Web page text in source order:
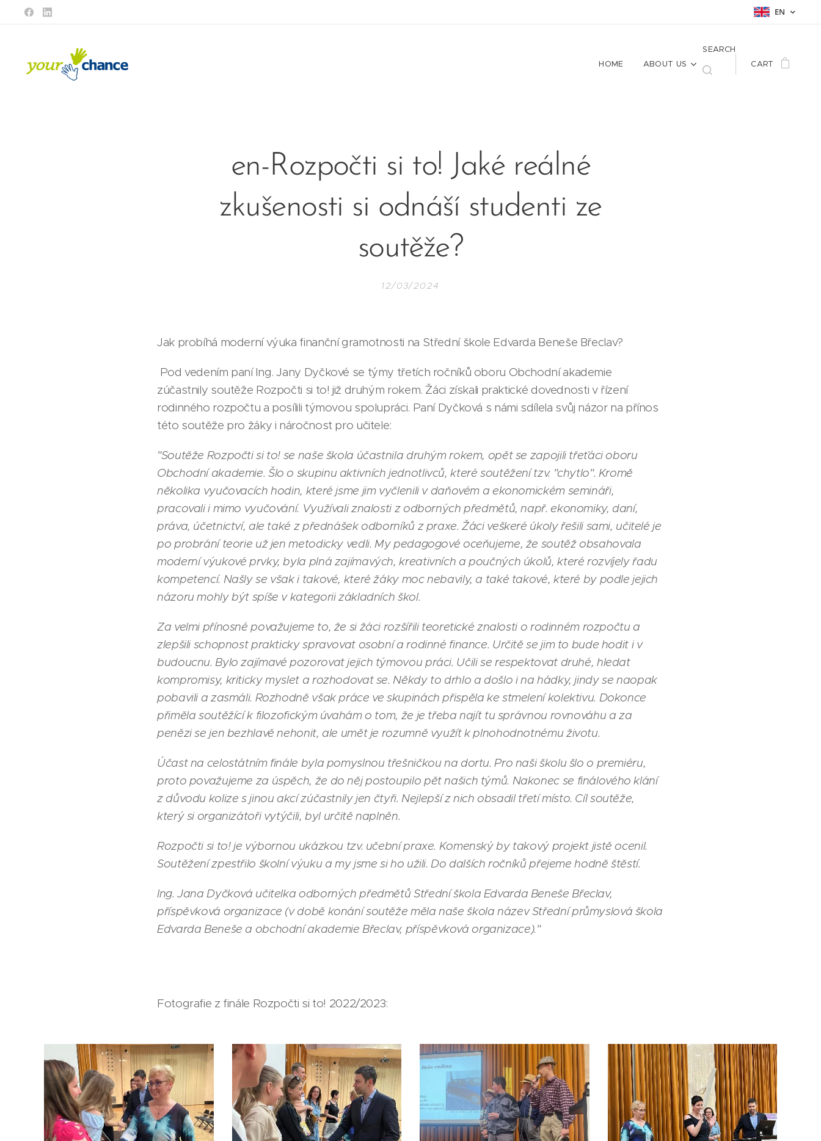
EN
HOME ABOUT US
SEARCH
CART
en-Rozpočti si to! Jaké reálné
zkušenosti si odnáší studenti ze
soutěže?
12/03/2024
Jak probíhá moderní výuka finanční gramotnosti na Střední škole Edvarda Beneše Břeclav?
Pod vedením paní Ing. Jany Dyčkové se týmy třetích ročníků oboru Obchodní akademie
zúčastnily soutěže Rozpočti si to! již druhým rokem. Žáci získali praktické dovednosti v řízení
rodinného rozpočtu a posílili týmovou spolupráci. Paní Dyčková s námi sdílela svůj názor na přínos
této soutěže pro žáky i náročnost pro učitele:
"Soutěže Rozpočti si to! se naše škola účastnila druhým rokem, opět se zapojili třeťáci oboru
Obchodní akademie. Šlo o skupinu aktivních jednotlivců, které soutěžení tzv. "chytlo". Kromě
několika vyučovacích hodin, které jsme jim vyčlenili v daňovém a ekonomickém semináři,
pracovali i mimo vyučování. Využívali znalosti z odborných předmětů, např. ekonomiky, daní,
práva, účetnictví, ale také z přednášek odborníků z praxe. Žáci veškeré úkoly řešili sami, učitelé je
po probrání teorie už jen metodicky vedli. My pedagogové oceňujeme, že soutěž obsahovala
moderní výukové prvky, byla plná zajímavých, kreativních a poučných úkolů, které rozvíjely řadu
kompetencí. Našly se však i takové, které žáky moc nebavily, a také takové, které by podle jejich
názoru mohly být spíše v kategorii základních škol.
Za velmi přínosné považujeme to, že si žáci rozšířili teoretické znalosti o rodinném rozpočtu a
zlepšili schopnost prakticky spravovat osobní a rodinné finance. Určitě se jim to bude hodit i v
budoucnu. Bylo zajímavé pozorovat jejich týmovou práci. Učili se respektovat druhé, hledat
kompromisy, kriticky myslet a rozhodovat se. Někdy to drhlo a došlo i na hádky, jindy se naopak
pobavili a zasmáli. Rozhodně však práce ve skupinách přispěla ke stmelení kolektivu. Dokonce
přiměla soutěžící k filozofickým úvahám o tom, že je třeba najít tu správnou rovnováhu a za
penězi se jen bezhlavě nehonit, ale umět je rozumně využít k plnohodnotnému životu.
Účast na celostátním finále byla pomyslnou třešničkou na dortu. Pro naši školu šlo o premiéru,
proto považujeme za úspěch, že do něj postoupilo pět našich týmů. Nakonec se finálového klání
z důvodu kolize s jinou akcí zúčastnily jen čtyři. Nejlepší z nich obsadil třetí místo. Cíl soutěže,
který si organizátoři vytýčili, byl určitě naplněn.
Rozpočti si to! je výbornou ukázkou tzv. učební praxe. Komenský by takový projekt jistě ocenil.
Soutěžení zpestřilo školní výuku a my jsme si ho užili. Do dalších ročníků přejeme hodně štěstí.
Ing. Jana Dyčková učitelka odborných předmětů Střední škola Edvarda Beneše Břeclav,
příspěvková organizace (v době konání soutěže měla naše škola název Střední průmyslová škola
Edvarda Beneše a obchodní akademie Břeclav, příspěvková organizace)."
Fotografie z finále Rozpočti si to! 2022/2023: